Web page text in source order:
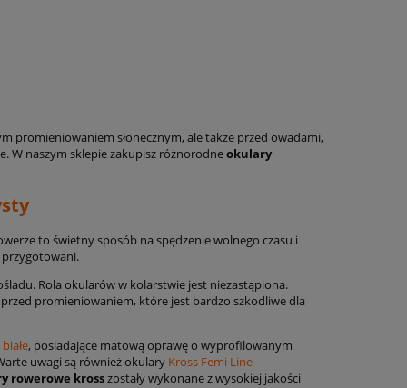
promieniowaniem słonecznym, ale także przed owadami,
W naszym sklepie zakupisz różnorodneokulary
to świetny sposób na spędzenie wolnego czasu i
Rola okularów w kolarstwie jest niezastąpiona.
promieniowaniem, które jest bardzo szkodliwe dla
, posiadające matową oprawę o wyprofilowanym
uwagi są również okulary Kross Femi Line
rowerowe krosszostały wykonane z wysokiej jakości